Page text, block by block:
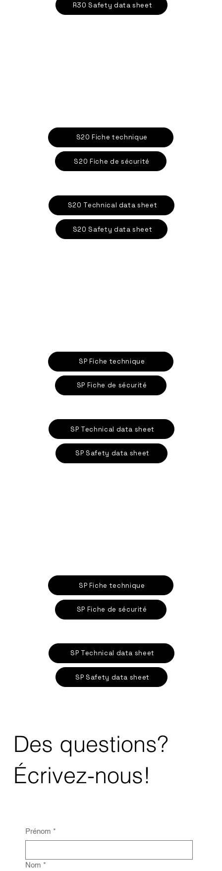
R30 Safety data sheet
S20 Fiche technique
S20 Fiche de sécurité
S20 Technical data sheet
S20 Safety data sheet
SP Fiche technique
SP Fiche de sécurité
SP Technical data sheet
SP Safety data sheet
SP Fiche technique
SP Fiche de sécurité
SP Technical data sheet
SP Safety data sheet
Des questions?
Écrivez-nous!
Prénom *
Nom *